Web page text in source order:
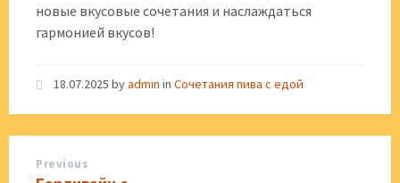
новые вкусовые сочетания и наслаждаться
гармонией вкусов!
18.07.2025 byadmin in Сочетания пива с едой
Previous